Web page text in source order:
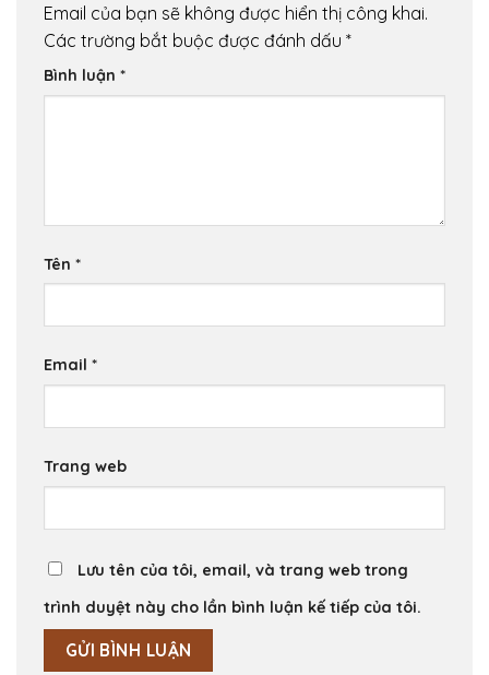
Email của bạn sẽ không được hiển thị công khai.
Các trường bắt buộc được đánh dấu *
Bình luận *
Tên *
Email *
Trang web
Lưu tên của tôi, email, và trang web trong
trình duyệt này cho lần bình luận kế tiếp của tôi.